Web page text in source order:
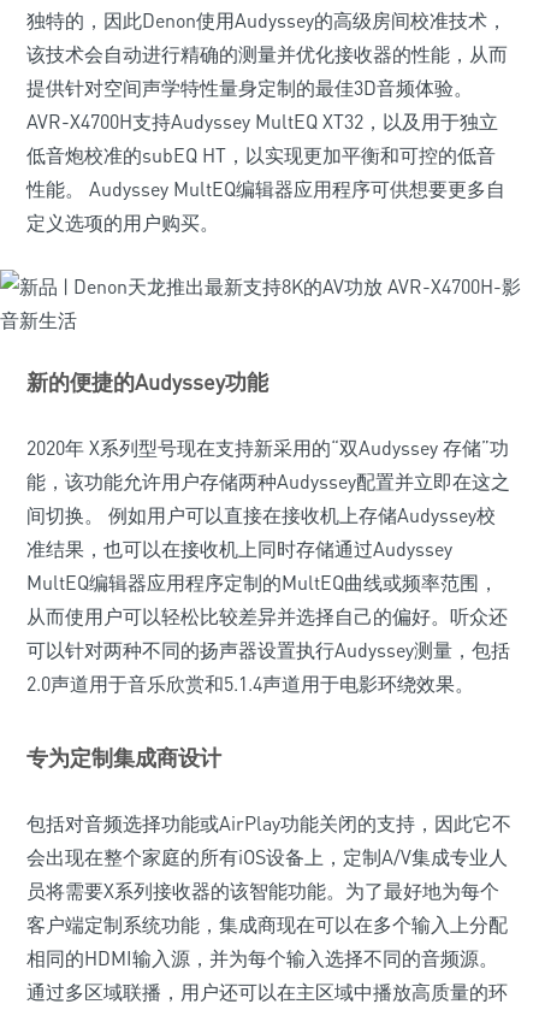
独特的，因此Denon使用Audyssey的高级房间校准技术，
该技术会自动进行精确的测量并优化接收器的性能，从而
提供针对空间声学特性量身定制的最佳3D音频体验。
AVR-X4700H支持Audyssey MultEQ XT32，以及用于独立
低音炮校准的subEQ HT，以实现更加平衡和可控的低音
性能。 Audyssey MultEQ编辑器应用程序可供想要更多自
定义选项的用户购买。
新的便捷的Audyssey功能
2020年 X系列型号现在支持新采用的“双Audyssey 存储”功
能，该功能允许用户存储两种Audyssey配置并立即在这之
间切换。 例如用户可以直接在接收机上存储Audyssey校
准结果，也可以在接收机上同时存储通过Audyssey
MultEQ编辑器应用程序定制的MultEQ曲线或频率范围，
从而使用户可以轻松比较差异并选择自己的偏好。听众还
可以针对两种不同的扬声器设置执行Audyssey测量，包括
2.0声道用于音乐欣赏和5.1.4声道用于电影环绕效果。
专为定制集成商设计
包括对音频选择功能或AirPlay功能关闭的支持，因此它不
会出现在整个家庭的所有iOS设备上，定制A/V集成专业人
员将需要X系列接收器的该智能功能。为了最好地为每个
客户端定制系统功能，集成商现在可以在多个输入上分配
相同的HDMI输入源，并为每个输入选择不同的音频源。
通过多区域联播，用户还可以在主区域中播放高质量的环